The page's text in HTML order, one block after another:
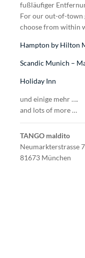
fußläufiger
For our out-of-town
choose from within
Hampton by Hilton
Scandic Munich –
Holiday Inn
und einige mehr ….
and lots of more …
TANGO maldito
Neumarkterstrasse
81673 München